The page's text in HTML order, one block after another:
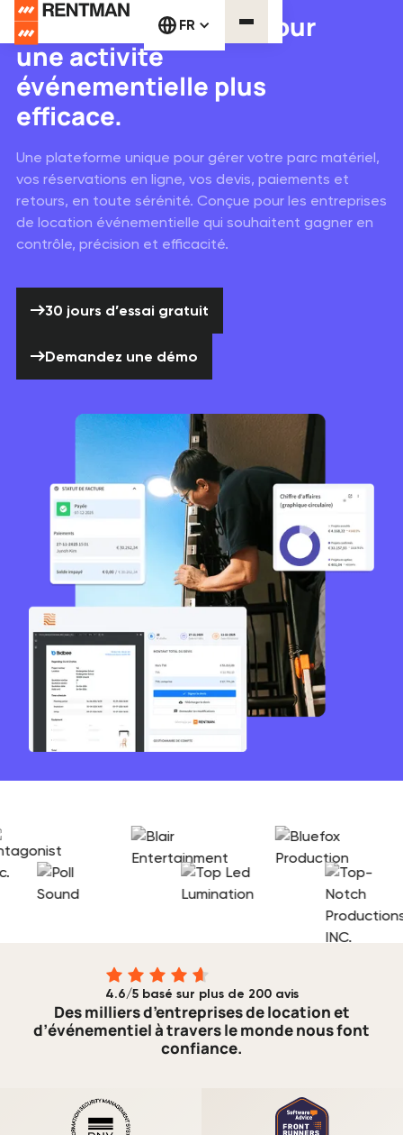
FR
Logiciel de location pour
une activité
événementielle plus
efficace.
Une plateforme unique pour gérer votre parc matériel,
vos réservations en ligne, vos devis, paiements et
retours, en toute sérénité. Conçue pour les entreprises
de location événementielle qui souhaitent gagner en
contrôle, précision et efficacité.
30 jours d’essai gratuit
Demandez une démo
4.6/5 basé sur plus de 200 avis
Des milliers d’entreprises de location et
d’événementiel à travers le monde nous font
confiance.